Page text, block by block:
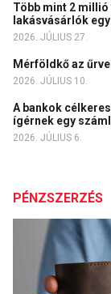
Több mint 2
lakásvásárlók
2026. JÚLIUS 27.
Mérföldkő az
2026. JÚLIUS 10.
A bankok
ígérnek egy
2026. JÚLIUS 6.
PÉNZSZERZÉS